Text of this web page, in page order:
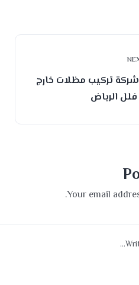
تركيب مظلات خارج
الرياض
Your email